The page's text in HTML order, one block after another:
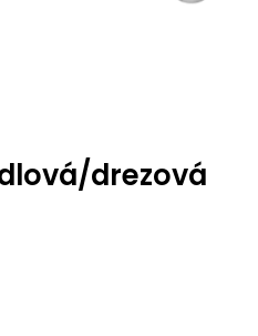
drezová